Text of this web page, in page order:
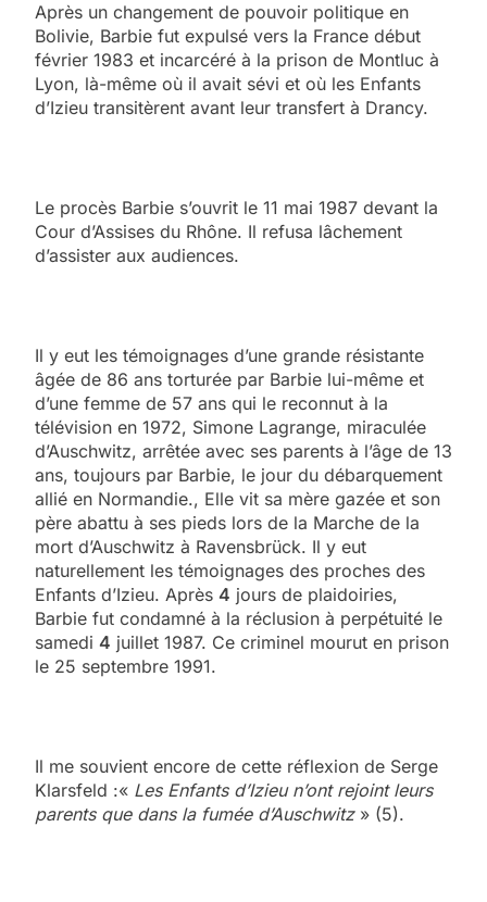
Après un changement de pouvoir politique en
Bolivie, Barbie fut expulsé vers la France début
février 1983 et incarcéré à la prison de Montluc à
Lyon, là-même où il avait sévi et où les Enfants
d’Izieu transitèrent avant leur transfert à Drancy.
Le procès Barbie s’ouvrit le 11 mai 1987 devant la
Cour d’Assises du Rhône. Il refusa lâchement
d’assister aux audiences.
Il y eut les témoignages d’une grande résistante
âgée de 86 ans torturée par Barbie lui-même et
d’une femme de 57 ans qui le reconnut à la
télévision en 1972, Simone Lagrange, miraculée
d’Auschwitz, arrêtée avec ses parents à l’âge de 13
ans, toujours par Barbie, le jour du débarquement
allié en Normandie., Elle vit sa mère gazée et son
père abattu à ses pieds lors de la Marche de la
mort d’Auschwitz à Ravensbrück. Il y eut
naturellement les témoignages des proches des
Enfants d’Izieu. Après 4 jours de plaidoiries,
Barbie fut condamné à la réclusion à perpétuité le
samedi 4 juillet 1987. Ce criminel mourut en prison
le 25 septembre 1991.
Il me souvient encore de cette réflexion de Serge
Klarsfeld :« Les Enfants d’Izieu n’ont rejoint leurs
parents que dans la fumée d’Auschwitz» (5).